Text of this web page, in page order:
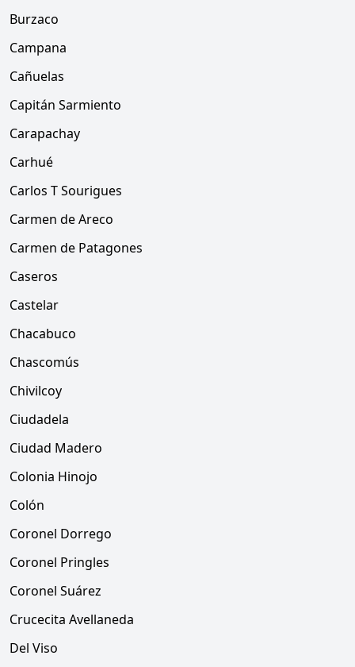
Burzaco
Campana
Cañuelas
Capitán Sarmiento
Carapachay
Carhué
Carlos T Sourigues
Carmen de Areco
Carmen de Patagones
Caseros
Castelar
Chacabuco
Chascomús
Chivilcoy
Ciudadela
Ciudad Madero
Colonia Hinojo
Colón
Coronel Dorrego
Coronel Pringles
Coronel Suárez
Crucecita Avellaneda
Del Viso